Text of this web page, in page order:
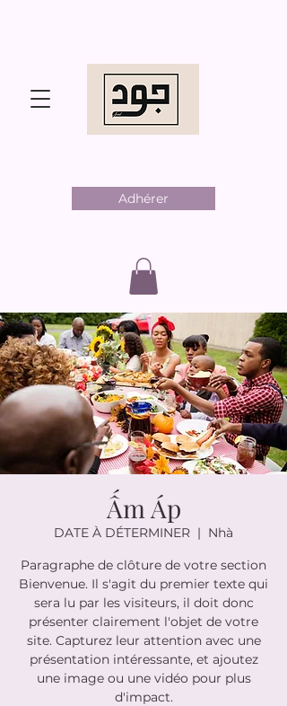
Adhérer
Ấm Áp
DATE À DÉTERMINER
  |
Nhà
Paragraphe de clôture de votre section
Bienvenue. Il s'agit du premier texte qui
sera lu par les visiteurs, il doit donc
présenter clairement l'objet de votre
site. Capturez leur attention avec une
présentation intéressante, et ajoutez
une image ou une vidéo pour plus
d'impact.